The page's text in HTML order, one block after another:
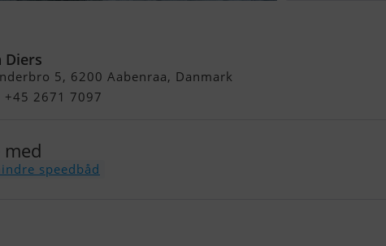
Diers
5, 6200 Aabenraa, Danmark
+45 2671 7097
speedbåd